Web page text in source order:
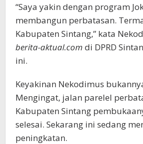
“Saya yakin dengan program
membangun perbatasan.
Kabupaten Sintang,” kata
berita-aktual.com di DPRD
ini.
Keyakinan Nekodimus
Mengingat, jalan parelel
Kabupaten Sintang
selesai. Sekarang ini sedang
peningkatan.